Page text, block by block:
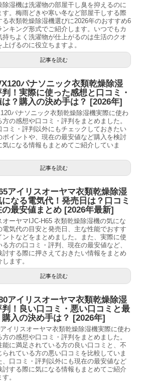
除湿機は洗濯物の部屋干し臭を抑えるのに
す。梅雨どきや寒い冬など部屋干しする際
る衣類乾燥除湿機選びに2026年のおすすめ6
ンキング形式でご紹介します。いつでもカ
持ちよく洗濯物が仕上がるのは生活のクオ
上げるのに役立ちますよ。
記事を読む
パナソニック衣類乾燥除湿
！実際に使った感想と口コミ・
？購入の決め手は？ [2026年]
パナソニック衣類乾燥除湿機実際に使わ
方の感想や口コミ・評判をまとめました。
コミ・評判以外にもチェックしておきたい
ポイントや、現在の最安値など購入を検討
気になる情報もまとめてご紹介していま
記事を読む
アイリスオーヤマ衣類乾燥除湿
なる電気代！発売日は？口コミ
の最安値まとめ [2026年最新]
オーヤマIJC-H65 衣類乾燥除湿機の気にな
電気代の目安と発売日、主な性能でおすす
ントなどをまとめました。また、実際に使
る方の口コミ・評判、現在の最安値など、
討する際に押さえておきたい情報をまとめ
ます。
記事を読む
アイリスオーヤマ衣類乾燥除湿
！良い口コミ・悪い口コミと最
入の決め手は？ [2026年]
アイリスオーヤマ衣類乾燥除湿機実際に使わ
方の感想や口コミ・評判をまとめました。
能に満足されている方の良い口コミと、不
られている方の悪い口コミを比較していま
、口コミ・評判以外にも現在の最安値など
討する際に気になる情報もまとめてご紹介
。